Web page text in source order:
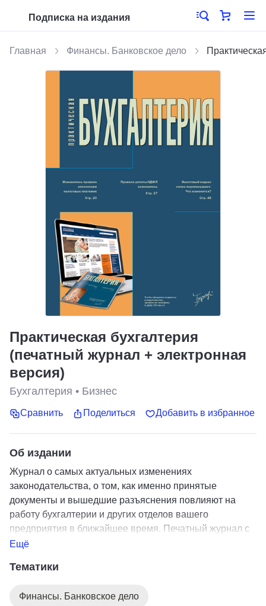
Подписка на издания
Главная Финансы. Банковское дело
Практическая бухгалтерия
(печатный журнал + электронная
версия)
Бухгалтерия • Бизнес
Сравнить Поделиться Добавить в избранное
Об издании
Журнал о самых актуальных изменениях
законодательства, о том, как именно принятые
документы и вышедшие разъяснения повлияют на
работу бухгалтерии и других отделов вашего
предприятия в ближайшее время. Печатный журнал с
электронной версией - идеальный вариант подписки,
делать заметки, отмечать важные моменты и иметь
любой период на сайте. Логин и пароль к сайту pb
Ещё
Тематики
Финансы. Банковское дело